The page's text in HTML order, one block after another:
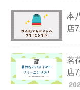
本
店
茗
店